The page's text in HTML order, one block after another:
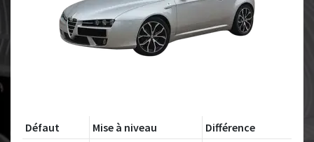
Défaut Mise à niveau
Différence